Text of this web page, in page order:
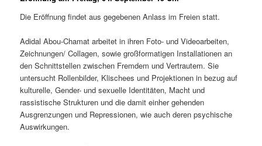
Die Eröffnung findet aus gegebenen Anlass im Freien statt.
Adidal Abou-Chamat arbeitet in ihren Foto- und Videoarbeiten,
Zeichnungen/ Collagen, sowie großformatigen Installationen an
den Schnittstellen zwischen Fremdem und Vertrautem. Sie
untersucht Rollenbilder, Klischees und Projektionen in bezug auf
kulturelle, Gender- und sexuelle Identitäten, Macht und
rassistische Strukturen und die damit einher gehenden
Ausgrenzungen und Repressionen, wie auch deren psychische
Auswirkungen.